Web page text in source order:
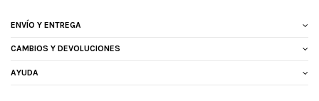
ENVÍO Y ENTREGA
CAMBIOS Y DEVOLUCIONES
AYUDA